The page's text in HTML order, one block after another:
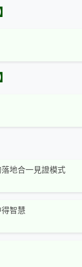
地合一見證模式
智慧